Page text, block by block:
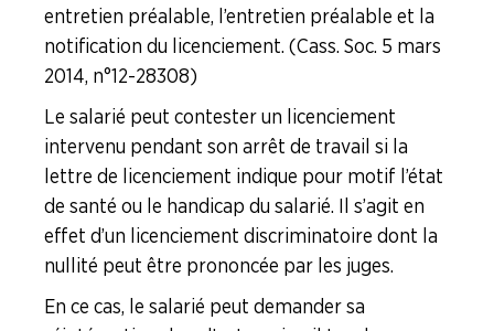
entretien préalable, l’entretien préalable et la
notification du licenciement. (Cass. Soc. 5 mars
2014, n°12-28308)
Le salarié peut contester un licenciement
intervenu pendant son arrêt de travail si la
lettre de licenciement indique pour motif l’état
de santé ou le handicap du salarié. Il s’agit en
effet d’un licenciement discriminatoire dont la
nullité peut être prononcée par les juges.
En ce cas, le salarié peut demander sa